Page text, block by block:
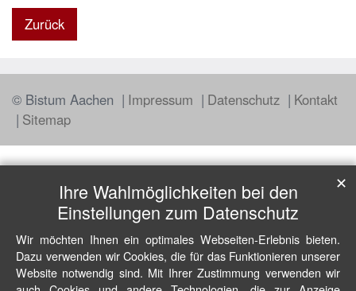
Zurück
© Bistum Aachen Impressum Datenschutz
Kontakt
Sitemap
Ihre Wahlmöglichkeiten bei den
Einstellungen zum Datenschutz
Wir möchten Ihnen ein optimales Webseiten-Erlebnis bieten.
Dazu verwenden wir Cookies, die für das Funktionieren unserer
Website notwendig sind. Mit Ihrer Zustimmung verwenden wir
✕